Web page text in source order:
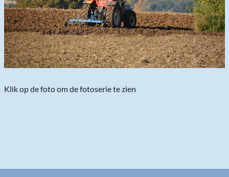
Klik op de foto om de fotoserie te zien